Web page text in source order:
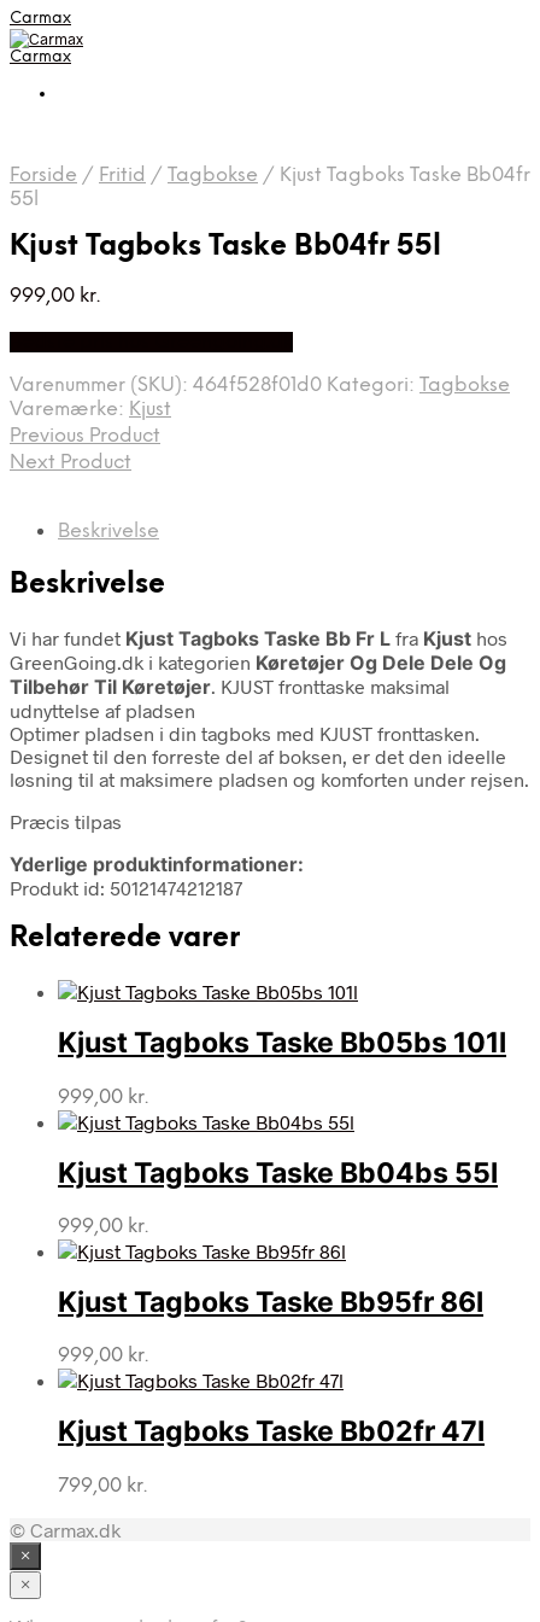
Carmax
Carmax
Forside / Fritid / Tagbokse / Kjust Tagboks Taske Bb04fr
55l
Kjust Tagboks Taske Bb04fr 55l
999,00 kr.
Varenummer (SKU): 464f528f01d0 Kategori: Tagbokse
Varemærke: Kjust
Previous Product
Next Product
Beskrivelse
Beskrivelse
Vi har fundet Kjust Tagboks Taske Bb Fr L fra Kjust hos
GreenGoing.dk i kategorien Køretøjer Og Dele Dele Og
Tilbehør Til Køretøjer. KJUST fronttaske maksimal
udnyttelse af pladsen
Optimer pladsen i din tagboks med KJUST fronttasken.
Designet til den forreste del af boksen, er det den ideelle
løsning til at maksimere pladsen og komforten under rejsen.
Præcis tilpas
Yderlige produktinformationer:
Produkt id: 50121474212187
Relaterede varer
Kjust Tagboks Taske Bb05bs 101l
999,00 kr.
Kjust Tagboks Taske Bb04bs 55l
999,00 kr.
Kjust Tagboks Taske Bb95fr 86l
999,00 kr.
Kjust Tagboks Taske Bb02fr 47l
799,00 kr.
© Carmax.dk
×
×